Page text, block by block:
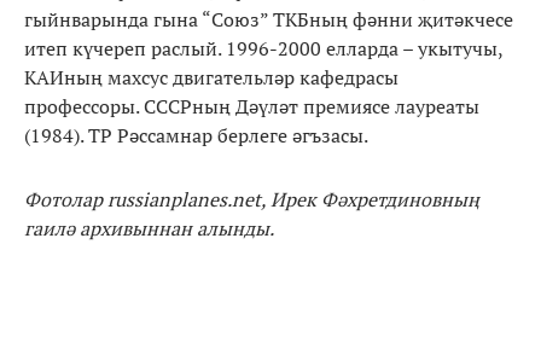
гыйнварында гына “Союз” ТКБның фәнни җитәкчесе
итеп күчереп раслый. 1996-2000 елларда – укытучы,
КАИның махсус двигательләр кафедрасы
профессоры. СССРның Дәүләт премиясе лауреаты
(1984). ТР Рәссамнар берлеге әгъзасы.
Фотолар russianplanes.net, Ирек Фәхретдиновның
гаилә архивыннан алынды.